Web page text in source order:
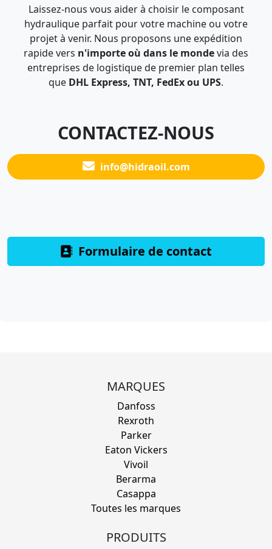
Laissez-nous vous aider à choisir le composant
hydraulique parfait pour votre machine ou votre
projet à venir. Nous proposons une expédition
rapide vers n'importe où dans le mondevia des
entreprises de logistique de premier plan telles
que DHL Express, TNT, FedEx ou UPS.
CONTACTEZ-NOUS
info@hidraoil.com
Formulaire de contact
MARQUES
Danfoss
Rexroth
Parker
Eaton Vickers
Vivoil
Berarma
Casappa
Toutes les marques
PRODUITS